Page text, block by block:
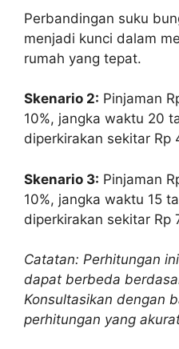
Perbandingan suku
menjadi kunci dalam
rumah yang tepat.
Skenario 2: Pinjaman
10%, jangka waktu 20
diperkirakan sekitar Rp
Skenario 3: Pinjaman
10%, jangka waktu 15
diperkirakan sekitar Rp
Catatan: Perhitungan
dapat berbeda
Konsultasikan dengan
perhitungan yang